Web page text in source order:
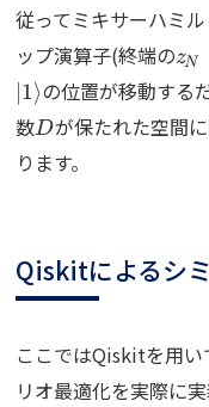
従ってミキサーハミ
ップ演算子(終端の
z_1
zN
1⟩の位置が移動する
数D
Dが保たれた空間
ります。
Qiskitによるシ
ここではQiskitを用い
リオ最適化を実際に